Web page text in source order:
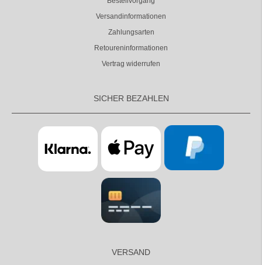
Versandinformationen
Zahlungsarten
Retoureninformationen
Vertrag widerrufen
SICHER BEZAHLEN
VERSAND